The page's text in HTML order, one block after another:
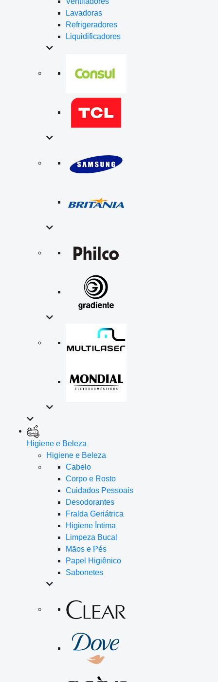
Lavadoras
Refrigeradores
Liquidificadores
Higiene e Beleza
Higiene e Beleza
Cabelo
Corpo e Rosto
Cuidados Pessoais
Desodorantes
Fralda Geriátrica
Higiene Íntima
Limpeza Bucal
Mãos e Pés
Papel Higiênico
Sabonetes